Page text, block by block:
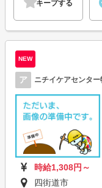
キープする
NEW
ア ニチイケアセンタ
時給1,308円～
四街道市